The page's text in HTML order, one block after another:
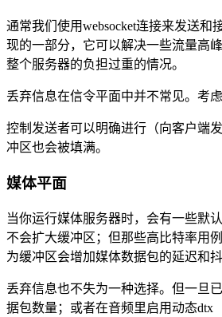
通常我们使用websocket连接来发送
现的一部分，它可以解决一些流量高
整个服务器的负担过重的情况。
丢弃信息在信令平面中并不常见。考
控制发送者可以明确进行（向客户端
冲区也会被填满。
媒体平面
当你运行媒体服务器时，会有一些默
不会扩大缓冲区；但那些高比特率用
为缓冲区会增加媒体数据包的延迟和抖
丢弃信息也不失为一种选择。但一旦
据包数量；或者在音频里启用动态dtx